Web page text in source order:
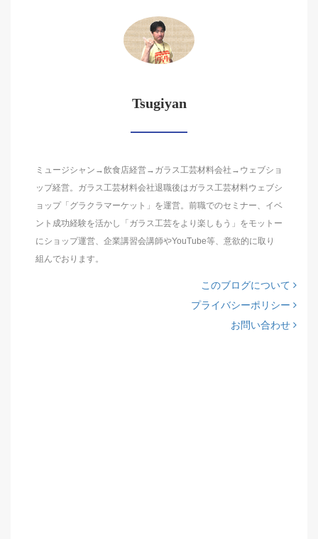
Tsugiyan
ミュージシャン→飲食店経営→ガラス工芸材料会社→ウェブショ
ップ経営。ガラス工芸材料会社退職後はガラス工芸材料ウェブシ
ョップ「グラクラマーケット」を運営。前職でのセミナー、イベ
ント成功経験を活かし「ガラス工芸をより楽しもう」をモットー
にショップ運営、企業講習会講師やYouTube等、意欲的に取り
組んでおります。
このブログについて
プライバシーポリシー
お問い合わせ